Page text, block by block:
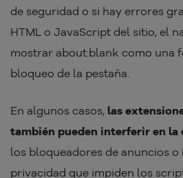
de seguridad o si hay errores
HTML o JavaScript del sitio, el
mostrar about:blank como una
bloqueo de la pestaña.
En algunos casos, las
también pueden interferir en la
los bloqueadores de anuncios
privacidad que impiden los